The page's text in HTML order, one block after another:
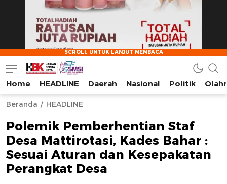
HarianBeritaKota
Mengabarkan Setiap Detil, Sudut, dan Cerita Kota
Home HEADLINE Daerah Nasional Politik
Beranda HEADLINE
Polemik Pemberhentian Staf
Desa Mattirotasi, Kades Bahar :
Sesuai Aturan dan Kesepakatan
Perangkat Desa